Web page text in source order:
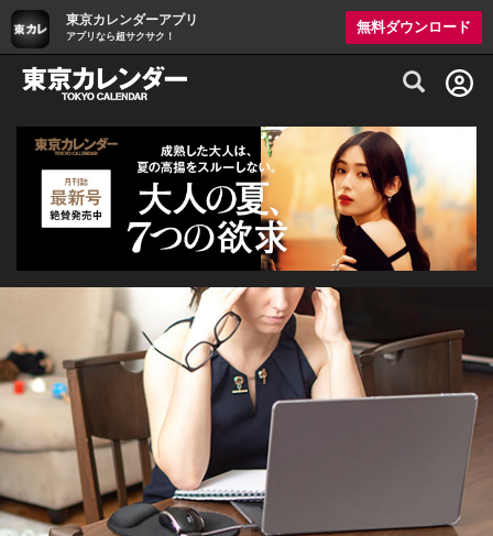
東京カレンダーアプリ
アプリなら超サクサク！
無料ダウンロード
グルメ情報・プレミアムレストラン予約